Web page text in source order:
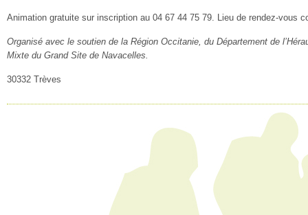
Animation gratuite sur inscription au 04 67 44 75 79. Lieu de rendez-vous
Organisé avec le soutien de la Région Occitanie, du Département de
Mixte du Grand Site de Navacelles.
30332 Trèves